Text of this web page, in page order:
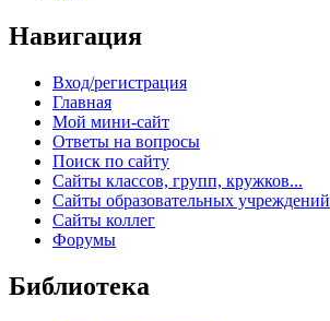
Навигация
Вход/регистрация
Главная
Мой мини-сайт
Ответы на вопросы
Поиск по сайту
Сайты классов, групп, кружков...
Сайты образовательных учреждений
Сайты коллег
Форумы
Библиотека